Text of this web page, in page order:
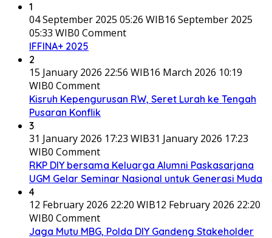
1
04 September 2025 05:26 WIB16 September 2025
05:33 WIB0 Comment
IFFINA+ 2025
2
15 January 2026 22:56 WIB16 March 2026 10:19
WIB0 Comment
Kisruh Kepengurusan RW, Seret Lurah ke Tengah
Pusaran Konflik
3
31 January 2026 17:23 WIB31 January 2026 17:23
WIB0 Comment
RKP DIY bersama Keluarga Alumni Paskasarjana
UGM Gelar Seminar Nasional untuk Generasi Muda
4
12 February 2026 22:20 WIB12 February 2026 22:20
WIB0 Comment
Jaga Mutu MBG, Polda DIY Gandeng Stakeholder